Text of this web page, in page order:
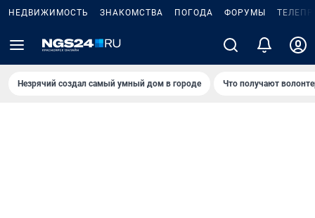
НЕДВИЖИМОСТЬ ЗНАКОМСТВА ПОГОДА ФОРУМЫ
Незрячий создал самый умный дом в городе Что получают